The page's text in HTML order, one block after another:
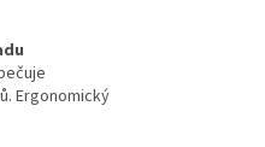
Ergonomický